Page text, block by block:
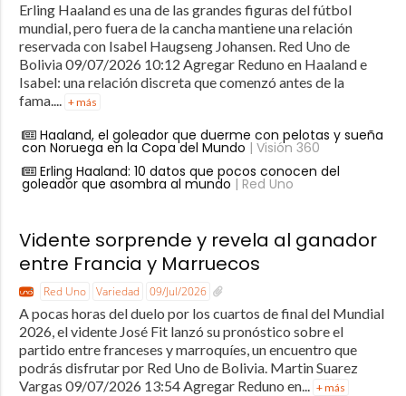
Erling Haaland es una de las grandes figuras del fútbol
mundial, pero fuera de la cancha mantiene una relación
reservada con Isabel Haugseng Johansen. Red Uno de
Bolivia 09/07/2026 10:12 Agregar Reduno en Haaland e
Isabel: una relación discreta que comenzó antes de la
fama.... + más
Haaland, el goleador que duerme con pelotas y sueña
con Noruega en la Copa del Mundo | Visión 360
Erling Haaland: 10 datos que pocos conocen del
goleador que asombra al mundo | Red Uno
Vidente sorprende y revela al ganador
entre Francia y Marruecos
Red Uno Variedad 09/Jul/2026
A pocas horas del duelo por los cuartos de final del Mundial
2026, el vidente José Fit lanzó su pronóstico sobre el
partido entre franceses y marroquíes, un encuentro que
podrás disfrutar por Red Uno de Bolivia. Martin Suarez
Vargas 09/07/2026 13:54 Agregar Reduno en... + más